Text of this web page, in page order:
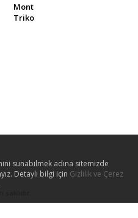
Mont
Triko
sunabilmek adına sitemizde
Detaylı bilgi için Gizlilik ve Çerez